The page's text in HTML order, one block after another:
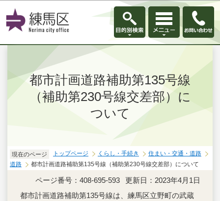
このページの本文へ移動
都市計画道路補助第135号線
（補助第230号線交差部）に
ついて
現在のページ トップページ くらし・手続き
住まい・交通・道路
道路
都市計画道路補助第135号線（補助第230号線交差部）について
ページ番号：408-695-593
更新日：2023年4月1日
都市計画道路補助第135号線は、練馬区立野町の武蔵